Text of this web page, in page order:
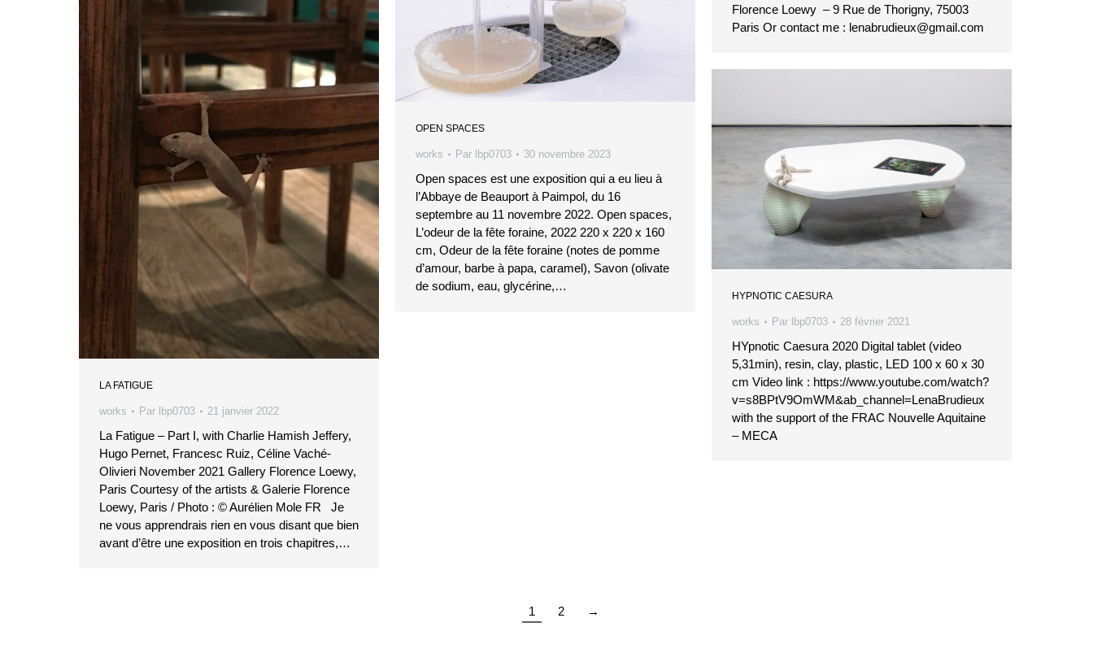
OPEN SPACES
works Par lbp0703 30 novembre 2023
Open spaces est une exposition qui a eu lieu à
l’Abbaye de Beauport à Paimpol, du 16
septembre au 11 novembre 2022. Open spaces,
L’odeur de la fête foraine, 2022 220 x 220 x 160
cm, Odeur de la fête foraine (notes de pomme
d’amour, barbe à papa, caramel), Savon (olivate
de sodium, eau, glycérine,…
Florence Loewy – 9 Rue de Thorigny, 75003
Paris Or contact me : lenabrudieux@gmail.com
LA FATIGUE
works Par lbp0703 21 janvier 2022
La Fatigue – Part I, with Charlie Hamish Jeffery,
Hugo Pernet, Francesc Ruiz, Céline Vaché-
Olivieri November 2021 Gallery Florence Loewy,
Paris Courtesy of the artists & Galerie Florence
Loewy, Paris / Photo : © Aurélien Mole FR Je
ne vous apprendrais rien en vous disant que bien
avant d’être une exposition en trois chapitres,…
HYPNOTIC CAESURA
works Par lbp0703 28 février 2021
HYpnotic Caesura 2020 Digital tablet (video
5,31min), resin, clay, plastic, LED 100 x 60 x 30
cm Video link : https://www.youtube.com/watch?
v=s8BPtV9OmWM&ab_channel=LenaBrudieux
with the support of the FRAC Nouvelle Aquitaine
– MECA
1 2 →